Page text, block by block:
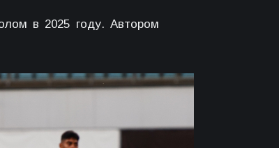
в 2025 году. Автором